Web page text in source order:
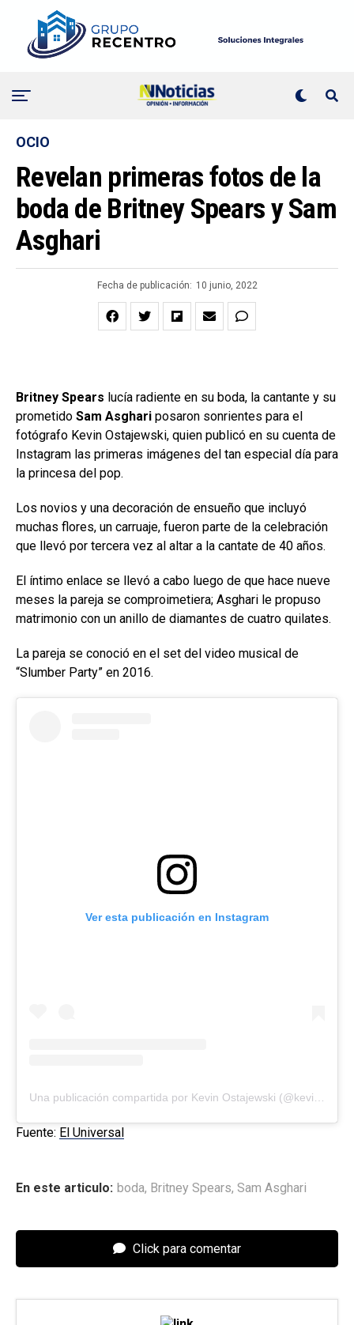
OCIO
Revelan primeras fotos de la
boda de Britney Spears y Sam
Asghari
Fecha de publicación: 10 junio, 2022
Britney Spears lucía radiente en su boda, la cantante y su
prometido Sam Asghari posaron sonrientes para el
fotógrafo Kevin Ostajewski, quien publicó en su cuenta de
Instagram las primeras imágenes del tan especial día para
la princesa del pop.
Los novios y una decoración de ensueño que incluyó
muchas flores, un carruaje, fueron parte de la celebración
que llevó por tercera vez al altar a la cantate de 40 años.
El íntimo enlace se llevó a cabo luego de que hace nueve
meses la pareja se comproimetiera; Asghari le propuso
matrimonio con un anillo de diamantes de cuatro quilates.
La pareja se conoció en el set del video musical de
“Slumber Party” en 2016.
Ver esta publicación en Instagram
Una publicación compartida por Kevin Ostajewski (@kevinostaj)
Fuente: El Universal
En este articulo: boda, Britney Spears, Sam Asghari
Click para comentar